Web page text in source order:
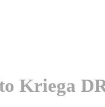
Kriega